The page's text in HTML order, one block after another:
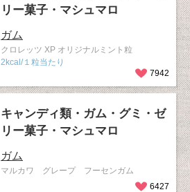
リー菓子・マシュマロ
ガム
クロレッツ XP オリジナルミント粒
2kcal/１粒当たり
7942
キャンディ類・ガム・グミ・ゼ
リー菓子・マシュマロ
ガム
マルカワ グレープ フーセンガム
6427